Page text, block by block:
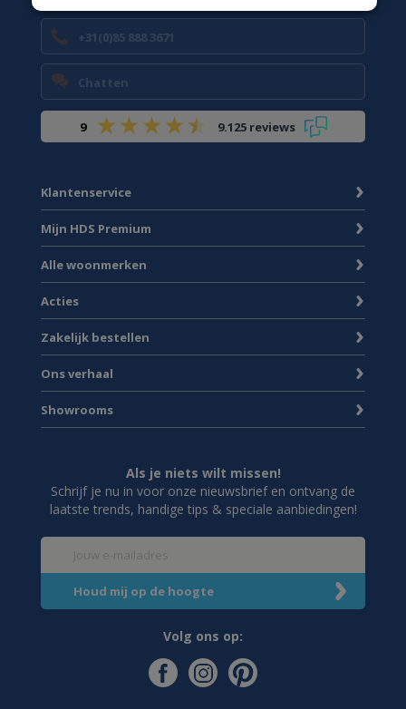
+31(0)85 888 3671
Chatten
9 9.125 reviews
Klantenservice
Mijn HDS Premium
Alle woonmerken
Acties
Zakelijk bestellen
Ons verhaal
Showrooms
Als je niets wilt missen!
Schrijf je nu in voor onze nieuwsbrief en ontvang de
laatste trends, handige tips & speciale aanbiedingen!
Volg ons op: